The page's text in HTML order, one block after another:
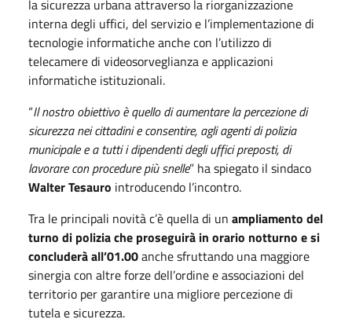
la sicurezza urbana attraverso la riorganizzazione
interna degli uffici, del servizio e l’implementazione di
tecnologie informatiche anche con l’utilizzo di
telecamere di videosorveglianza e applicazioni
informatiche istituzionali.
“Il nostro obiettivo è quello di aumentare la percezione di
sicurezza nei cittadini e consentire, agli agenti di polizia
municipale e a tutti i dipendenti degli uffici preposti, di
lavorare con procedure più snelle” ha spiegato il sindaco
Walter Tesauro introducendo l’incontro.
Tra le principali novità c’è quella di un ampliamento del
turno di polizia che proseguirà in orario notturno e si
concluderà all’01.00anche sfruttando una maggiore
sinergia con altre forze dell’ordine e associazioni del
territorio per garantire una migliore percezione di
tutela e sicurezza.